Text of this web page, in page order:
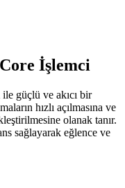
İşlemci
güçlü ve akıcı bir
hızlı açılmasına ve
olanak tanır.
sağlayarak eğlence ve